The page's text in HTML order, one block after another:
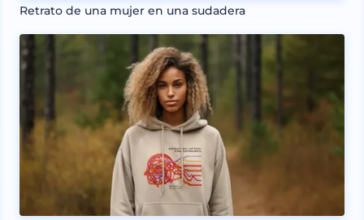
Retrato de una mujer en una sudadera